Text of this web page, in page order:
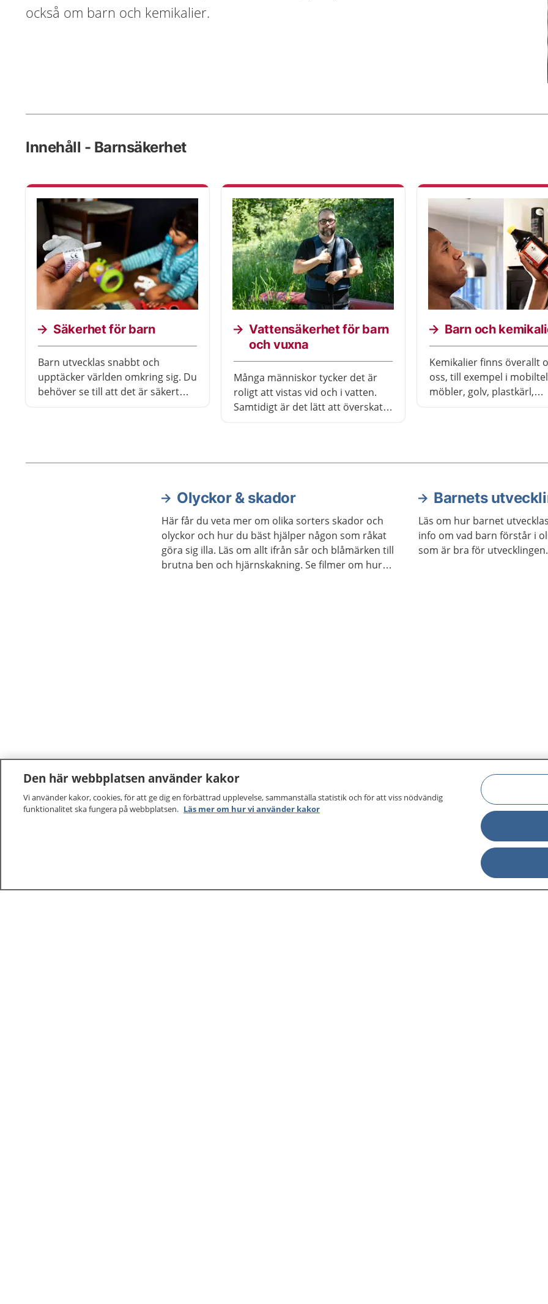
också om barn och kemikalier.
Innehåll - Barnsäkerhet
Säkerhet för barn
Barn utvecklas snabbt och
upptäcker världen omkring sig. Du
behöver se till att det är säkert
Vattensäkerhet för barn
och vuxna
Många människor tycker det är
roligt att vistas vid och i vatten.
Samtidigt är det lätt att överskatta
till exempel i badkar, sjöar,
öppet hav.
Barn och
Kemikalier finns överallt
oss, till exempel i
möbler, golv, plastkärl,
Olyckor & skador
Här får du veta mer om olika sorters skador och
olyckor och hur du bäst hjälper någon som råkat
göra sig illa. Läs om allt ifrån sår och blåmärken till
brutna ben och hjärnskakning. Se filmer om hur
Barnets
Läs om hur barnet
info om vad barn förstår i
som är bra för utvecklingen.
Den här webbplatsen använder kakor
Vi använder kakor, cookies, för att ge dig en förbättrad upplevelse, sammanställa statistik och för att viss nödvändig
funktionalitet ska fungera på webbplatsen. Läs mer om hur vi använder kakor